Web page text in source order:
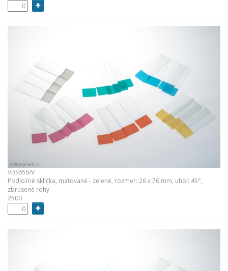
VBS656/V
Podložné sklíčka, matované - zelené, rozmer: 26 x 76 mm, uhol: 45°,
zbrúsené rohy
2500